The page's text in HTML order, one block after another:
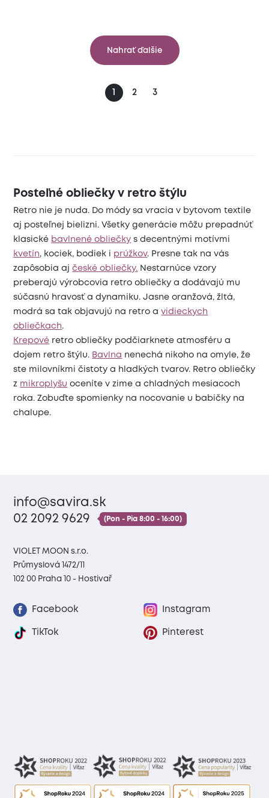
Nahrať ďalšie
1 2 3
Posteľné obliečky v retro štýlu
Retro nie je nuda. Do módy sa vracia v bytovom textile
aj posteľnej bielizni. Všetky generácie môžu prepadnúť
klasické bavlnené obliečky s decentnými motívmi
kvetín, kociek, bodiek i prúžkov. Presne tak na vás
zapôsobia ajčeské obliečky. Nestarnúce vzory
preberajú výrobcovia retro obliečky a dodávajú mu
súčasnú hravosť a dynamiku. Jasne oranžová, žltá,
modrá sa tak objavujú na retro avidieckych
obliečkach.
Krepové retro obliečky podčiarknete atmosféru a
dojem retro štýlu. Bavlna nenechá nikoho na omyle, že
ste milovníkmi čistoty a hladkých tvarov. Retro obliečky
z mikroplyšu oceníte v zime a chladných mesiacoch
roka. Zobuďte spomienky na nocovanie u babičky na
chalupe.
info@savira.sk
02 2092 9629
(Pon - Pia 8:00 - 16:00)
VIOLET MOON s.r.o.
Průmyslová 1472/11
102 00 Praha 10 - Hostivař
Facebook Instagram
TikTok Pinterest